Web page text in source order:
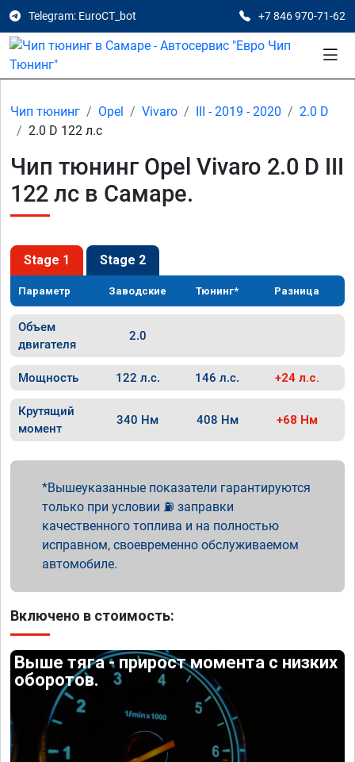
Telegram: EuroCT_bot +7 846 970-71-62
Чип тюнинг Opel Vivaro III - 2019 - 2020
2.0 D
2.0 D 122 л.с
Чип тюнинг Opel Vivaro 2.0 D III
122 лс в Самаре.
Stage 1 Stage 2
Параметр Заводские Тюнинг* Разница
Объем
двигателя
2.0
Мощность 122 л.с. 146 л.с. +24 л.с.
Крутящий
момент
340 Нм 408 Нм +68 Нм
Вышеуказанные показатели гарантируются
только при условии ⛽ заправки
качественного топлива и на полностью
исправном, своевременно обслуживаемом
автомобиле.
Включено в стоимость:
Выше тяга - прирост момента с низких
оборотов.